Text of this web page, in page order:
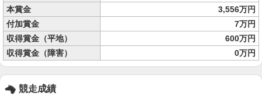
本賞金
3,556万円
付加賞金
7万円
収得賞金（平地）
600万円
収得賞金（障害）
0万円
競走成績